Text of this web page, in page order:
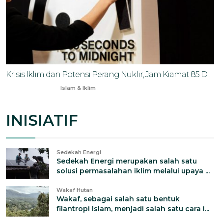
Krisis Iklim dan Potensi Perang Nuklir, Jam Kiamat 85 D...
Islam & Iklim
INISIATIF
Sedekah Energi
Sedekah Energi merupakan salah satu
solusi permasalahan iklim melalui upaya ...
Wakaf Hutan
Wakaf, sebagai salah satu bentuk
filantropi Islam, menjadi salah satu cara i...